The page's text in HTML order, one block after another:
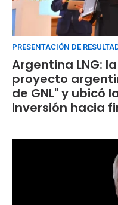
PRESENTACIÓN DE
Argentina LNG:
proyecto
de GNL" y ubicó
Inversión hacia